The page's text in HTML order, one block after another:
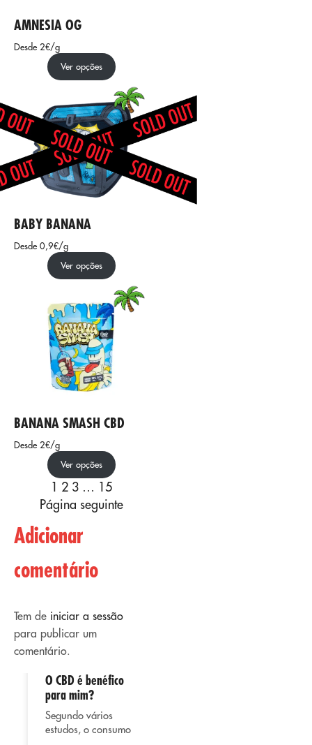
AMNESIA OG
Desde 2€/g
Ver opções
BABY BANANA
Desde 0,9€/g
Ver opções
BANANA SMASH CBD
Desde 2€/g
Ver opções
1 2 3 … 15
Página seguinte
Adicionar
comentário
Tem de iniciar a sessão
para publicar um
comentário.
02
abril
O CBD é benéfico
para mim?
Segundo vários
estudos, o consumo